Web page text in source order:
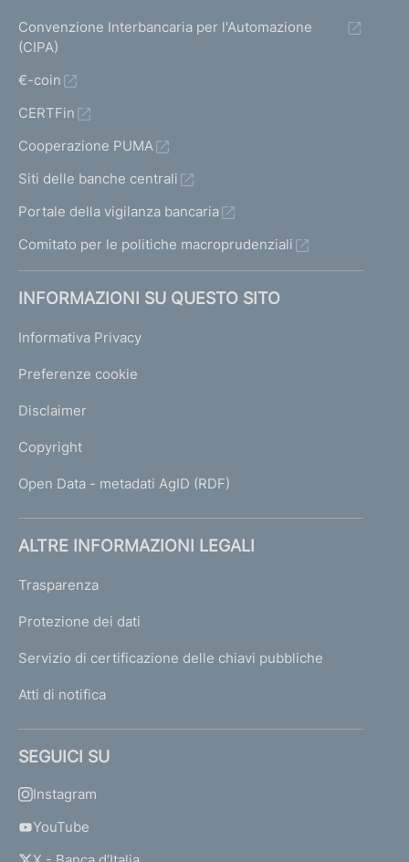
Convenzione Interbancaria per l'Automazione
(CIPA)
€-coin
CERTFin
Cooperazione PUMA
Siti delle banche centrali
Portale della vigilanza bancaria
Comitato per le politiche macroprudenziali
INFORMAZIONI SU QUESTO SITO
Informativa Privacy
Preferenze cookie
Disclaimer
Copyright
Open Data - metadati AgID (RDF)
ALTRE INFORMAZIONI LEGALI
Trasparenza
Protezione dei dati
Servizio di certificazione delle chiavi pubbliche
Atti di notifica
SEGUICI SU
Instagram
YouTube